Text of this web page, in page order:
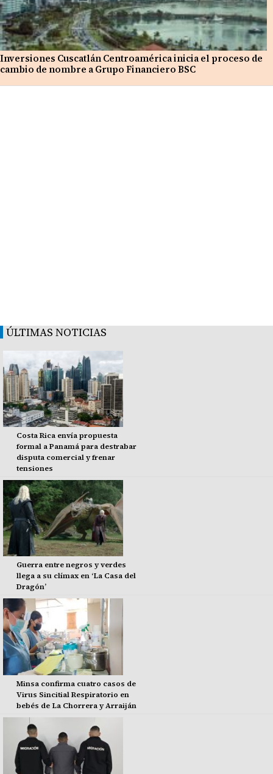
Inversiones Cuscatlán Centroamérica inicia el proceso de
cambio de nombre a Grupo Financiero BSC
ÚLTIMAS NOTICIAS
Costa Rica envía propuesta
formal a Panamá para destrabar
disputa comercial y frenar
tensiones
Guerra entre negros y verdes
llega a su clímax en ‘La Casa del
Dragón’
Minsa confirma cuatro casos de
Virus Sincitial Respiratorio en
bebés de La Chorrera y Arraiján